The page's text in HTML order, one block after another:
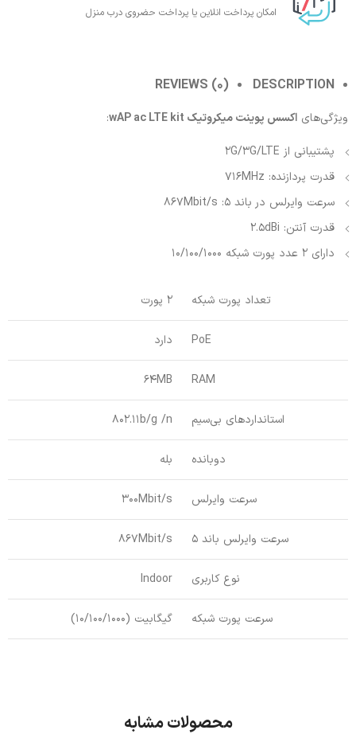
امکان پرداخت انلاین یا پرداخت حضروی درب منزل
DESCRIPTION
REVIEWS (0)
ویژگی‌های اکسس پوینت میکروتیک wAP ac LTE kit
:
پشتیبانی از 2G/3G/LTE
قدرت پردازنده: 716MHz
سرعت وایرلس در باند 5: 867Mbit/s
قدرت آنتن:‌ 2.5dBi
دارای 2 عدد پورت شبکه 10/100/1000
تعداد پورت شبکه 2 پورت
PoE دارد
RAM
64MB
استانداردهای بی‌سیم 802.11b/g /n
دوبانده بله
سرعت وایرلس 300Mbit/s
سرعت وایرلس باند 5 867Mbit/s
نوع کاربری Indoor
سرعت پورت شبکه گیگابیت (10/100/1000)
محصولات مشابه